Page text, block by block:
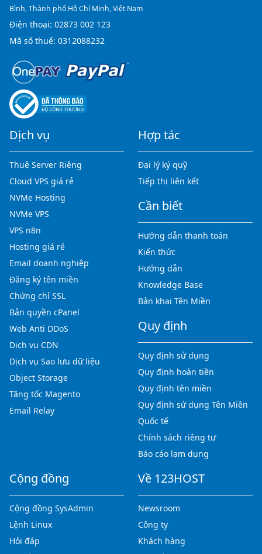
Bình, Thành phố Hồ Chí Minh, Việt Nam
Điện thoại: 02873 002 123
Mã số thuế: 0312088232
Dịch vụ
Thuê Server Riêng
Cloud VPS giá rẻ
NVMe Hosting
NVMe VPS
VPS n8n
Hosting giá rẻ
Email doanh nghiệp
Đăng ký tên miền
Chứng chỉ SSL
Bản quyền cPanel
Web Anti DDoS
Dịch vụ CDN
Dịch vụ Sao lưu dữ liệu
Object Storage
Tăng tốc Magento
Email Relay
Hợp tác
Đại lý ký quỹ
Tiếp thị liên kết
Cần biết
Hướng dẫn thanh toán
Kiến thức
Hướng dẫn
Knowledge Base
Bản khai Tên Miền
Quy định
Quy định sử dụng
Quy định hoàn tiền
Quy định tên miền
Quy định sử dụng Tên Miền
Quốc tế
Chính sách riêng tư
Báo cáo lạm dụng
Cộng đồng
Cộng đồng SysAdmin
Lệnh Linux
Hỏi đáp
Về 123HOST
Newsroom
Công ty
Khách hàng